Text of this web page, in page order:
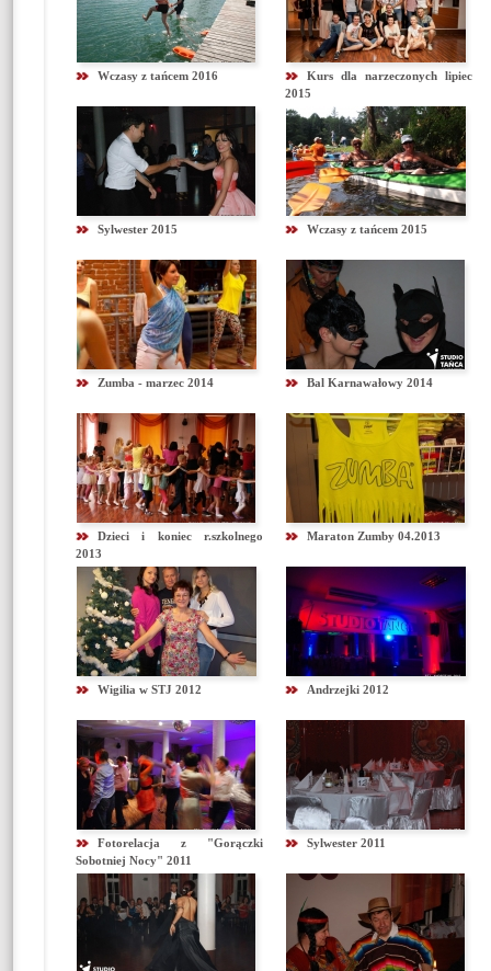
Wczasy z tańcem 2016
Kurs dla narzeczonych lipiec
2015
Sylwester 2015 Wczasy z tańcem 2015
Zumba - marzec 2014 Bal Karnawałowy 2014
Dzieci i koniec r.szkolnego
2013
Maraton Zumby 04.2013
Wigilia w STJ 2012 Andrzejki 2012
Fotorelacja z "Gorączki
Sobotniej Nocy" 2011
Sylwester 2011